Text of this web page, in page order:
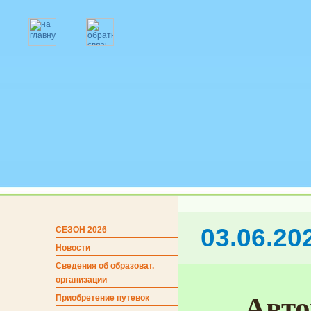
СЕЗОН 2026
Новости
Сведения об образоват.
организации
Приобретение путевок